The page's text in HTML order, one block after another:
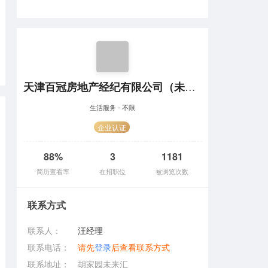
天津百冠房地产经纪有限公司（未来汇店）
生活服务 - 不限
企业认证
88%
简历查看率
3
在招职位
1181
被浏览次数
联系方式
联系人：
汪经理
联系电话：
请先登录后查看联系方式
联系地址：
胡家园未来汇